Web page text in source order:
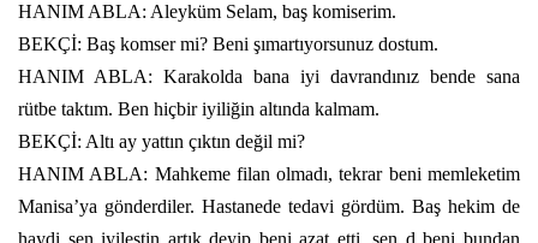
HANIM ABLA: Aleyküm Selam, baş komiserim.
BEKÇİ: Baş komser mi? Beni şımartıyorsunuz dostum.
HANIM ABLA: Karakolda bana iyi davrandınız bende sana
rütbe taktım. Ben hiçbir iyiliğin altında kalmam.
BEKÇİ: Altı ay yattın çıktın değil mi?
HANIM ABLA: Mahkeme filan olmadı, tekrar beni memleketim
Manisa’ya gönderdiler. Hastanede tedavi gördüm. Baş hekim de
haydi sen iyileştin artık deyip beni azat etti, sen d beni bundan